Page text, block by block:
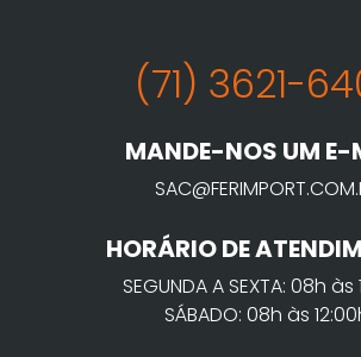
(71) 3621-
MANDE-NOS UM E-
HORÁRIO DE
SEGUNDA A SEXTA: 08h às
SÁBADO: 08h às